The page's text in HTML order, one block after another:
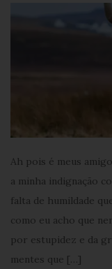
Ah pois é meus
a minha indignação
falta de humildade
como eu acho que
por estupidez e da
mentes que […]